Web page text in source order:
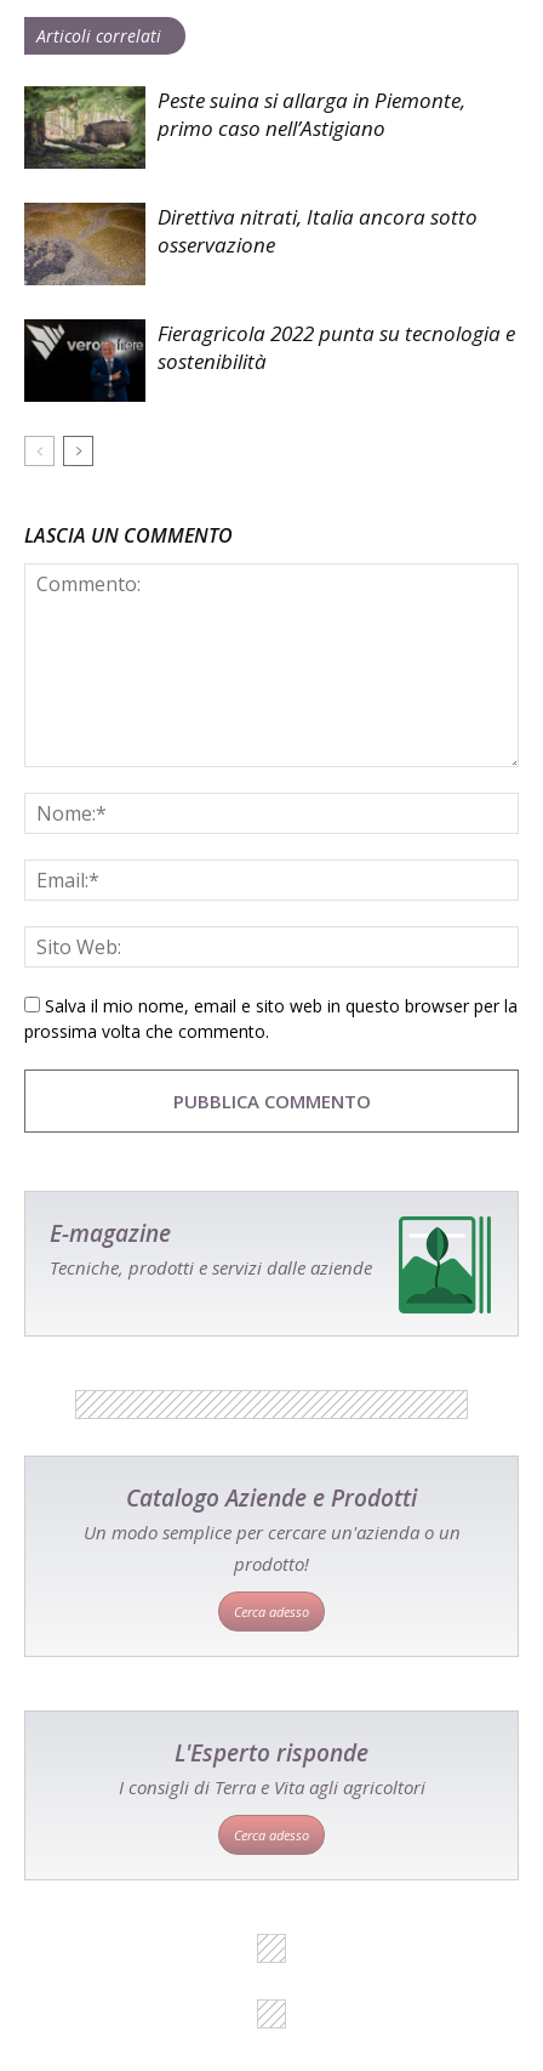
Articoli correlati
Peste suina si allarga in Piemonte,
primo caso nell’Astigiano
Direttiva nitrati, Italia ancora sotto
osservazione
Fieragricola 2022 punta su tecnologia e
sostenibilità
LASCIA UN COMMENTO
Salva il mio nome, email e sito web in questo browser per la
prossima volta che commento.
E-magazine
Tecniche, prodotti e servizi dalle aziende
Catalogo Aziende e Prodotti
Un modo semplice per cercare un'azienda o un
prodotto!
Cerca adesso
L'Esperto risponde
I consigli di Terra e Vita agli agricoltori
Cerca adesso